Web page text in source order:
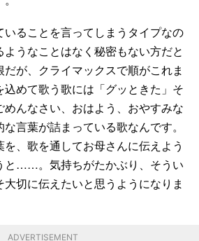
ることを言ってしまうタイプなの
うなことはなく秘密もない方だと
が、クライマックスで順がこれま
めて歌う歌には「グッときた」そ
めんなさい、おはよう、おやすみな
言葉が詰まっている歌なんです。
、歌を通してお母さんに伝えよう
と……。気持ちがたかぶり、そうい
切に伝えたいと思うようになりま
ADVERTISEMENT